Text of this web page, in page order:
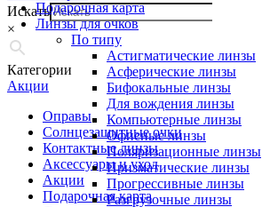
Искать
×
Категории
Акции
Оправы
Солнцезащитные очки
Контактные линзы
Аксессуары и уход
Акции
Подарочная карта
Подарочная карта
Линзы для очков
По типу
Астигматические линзы
Асферические линзы
Бифокальные линзы
Для вождения линзы
Компьютерные линзы
Офисные линзы
Поляризационные линзы
Призматические линзы
Прогрессивные линзы
Разгрузочные линзы